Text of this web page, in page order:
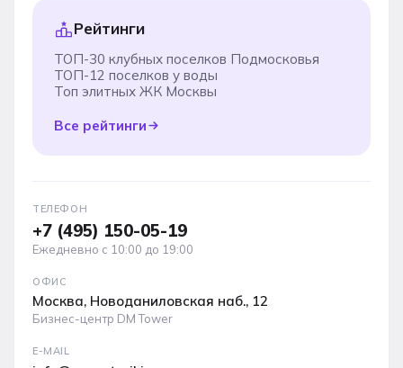
Рейтинги
ТОП-30 клубных поселков Подмосковья
ТОП-12 поселков у воды
Топ элитных ЖК Москвы
Все рейтинги
ТЕЛЕФОН
+7 (495) 150-05-19
Ежедневно с 10:00 до 19:00
ОФИС
Москва, Новоданиловская наб., 12
Бизнес-центр DM Tower
E-MAIL